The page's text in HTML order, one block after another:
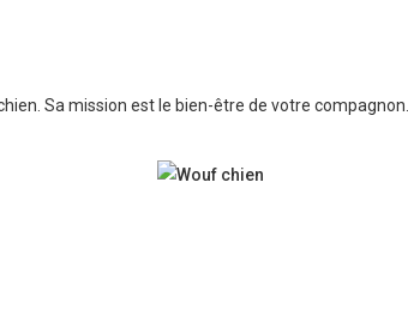
Sa mission est le bien-être de votre compagnon.